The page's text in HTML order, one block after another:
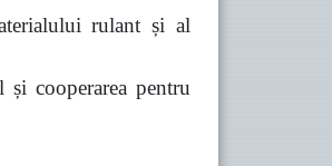
rulant și al
cooperarea pentru